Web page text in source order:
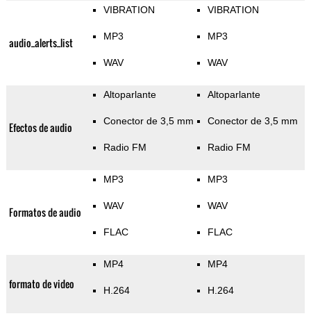
audio_alerts_list
VIBRATION
MP3
WAV
VIBRATION
MP3
WAV
Efectos de audio
Altoparlante
Conector de 3,5 mm
Radio FM
Altoparlante
Conector de 3,5 mm
Radio FM
Formatos de audio
MP3
WAV
FLAC
MP3
WAV
FLAC
formato de video
MP4
H.264
MP4
H.264